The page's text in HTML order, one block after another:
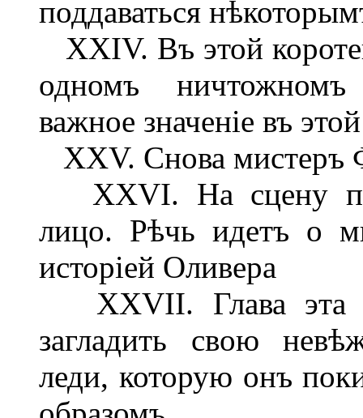
поддаваться
XXIV. Въ этой
одномъ ничтожномъ
важное значеніе въ
XXV. Снова мистеръ
XXVI. На сцену
лицо. Рѣчь идетъ о
исторіей Оливера
XXVII. Глава эта
загладить свою
леди, которую онъ